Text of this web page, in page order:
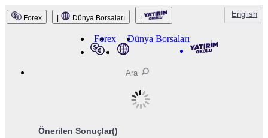
QNB Invest
Forex Dünya Borsaları English
Forex Dünya Borsaları
Önerilen Sonuçlar()